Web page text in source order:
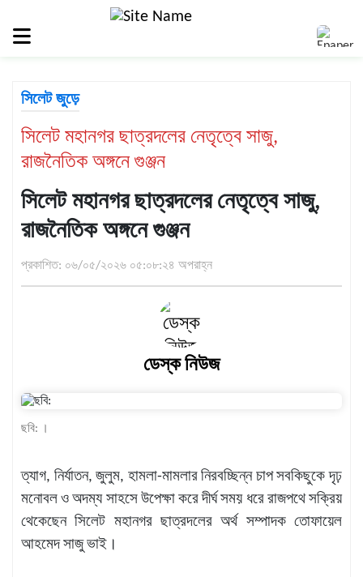
সিলেট
মৌলভীবাজার
হবিগঞ্জ
জাতীয়
রাজনীতি
দেশজুড়ে
আন্তর্জাতিক
শিক্ষাঙ্গন
মতামত
সিলেট জুড়ে
সিলেট মহানগর ছাত্রদলের নেতৃত্বে সাজু,
রাজনৈতিক অঙ্গনে গুঞ্জন
সিলেট মহানগর ছাত্রদলের নেতৃত্বে সাজু,
রাজনৈতিক অঙ্গনে গুঞ্জন
প্রকাশিত: ০৬/০৫/২০২৬ ০৫:০৮:২৪ অপরাহ্ন
ডেস্ক নিউজ
ছবি: ।
ত্যাগ, নির্যাতন, জুলুম, হামলা-মামলার নিরবচ্ছিন্ন চাপ সবকিছুকে দৃঢ়
মনোবল ও অদম্য সাহসে উপেক্ষা করে দীর্ঘ সময় ধরে রাজপথে সক্রিয়
থেকেছেন সিলেট মহানগর ছাত্রদলের অর্থ সম্পাদক তোফায়েল
আহমেদ সাজু ভাই।